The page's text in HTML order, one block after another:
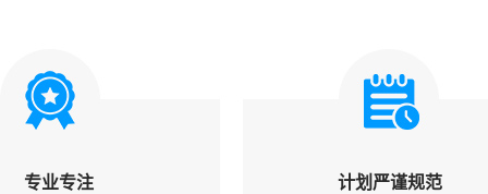
专业专注 计划严谨规范